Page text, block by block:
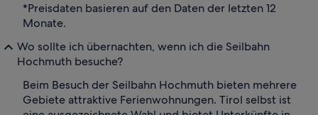
*Preisdaten basieren auf den Daten der letzten 12
Monate.
Wo sollte ich übernachten, wenn ich die Seilbahn
Hochmuth besuche?
Beim Besuch der Seilbahn Hochmuth bieten mehrere
Gebiete attraktive Ferienwohnungen. Tirol selbst ist